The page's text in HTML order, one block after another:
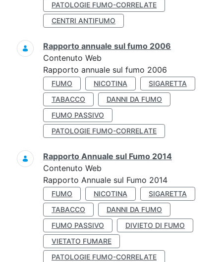
PATOLOGIE FUMO-CORRELATE
CENTRI ANTIFUMO
Rapporto annuale sul fumo 2006
Contenuto Web
Rapporto annuale sul fumo 2006
FUMO NICOTINA
SIGARETTA
TABACCO
DANNI DA FUMO
FUMO PASSIVO
PATOLOGIE FUMO-CORRELATE
Rapporto Annuale sul Fumo 2014
Contenuto Web
Rapporto Annuale sul Fumo 2014
FUMO NICOTINA
SIGARETTA
TABACCO
DANNI DA FUMO
FUMO PASSIVO
DIVIETO DI FUMO
VIETATO FUMARE
PATOLOGIE FUMO-CORRELATE